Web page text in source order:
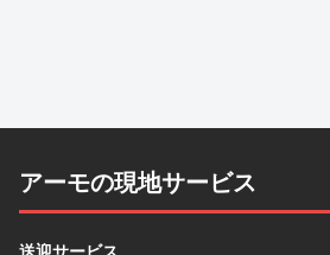
アーモの現地サービス